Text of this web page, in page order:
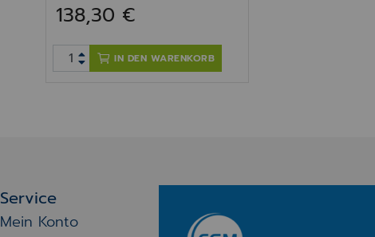
138,30 €
IN DEN WARENKORB
Service
Mein Konto